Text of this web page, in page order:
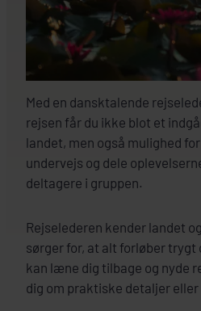
dybdegående indblik i
kultur og spændende
det moderne Cambodia.
Med en dansktalende
rejsen får du ikke blot et
landet, men også mulighed
undervejs og dele
deltagere i gruppen.
Rejselederen kender landet
sørger for, at alt forløber trygt
kan læne dig tilbage og nyde
dig om praktiske detaljer